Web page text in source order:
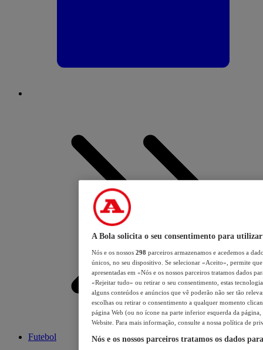
Futebol
A Bola solicita o seu consentimento para utilizar
Nós e os nossos 298 parceiros armazenamos e acedemos a
únicos, no seu dispositivo. Se selecionar «Aceito», permite
apresentadas em «Nós e os nossos parceiros tratamos dados
«Rejeitar tudo» ou retirar o seu consentimento, estas
alguns conteúdos e anúncios que vê poderão não ser tão
escolhas ou retirar o consentimento a qualquer momento
página Web (ou no ícone na parte inferior esquerda da página,
Website. Para mais informação, consulte a nossa política de
Nós e os nossos parceiros tratamos os dados